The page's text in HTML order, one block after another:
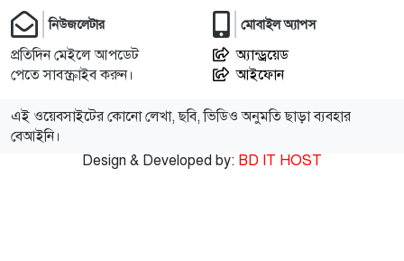
গণমাধ্যম শক্তিশালী হলেই গণতন্ত্র শক্তিশালী হবে: মির্জা
১৩
হুমকি ইরানের
বিটিভির নতুন মহাপরিচালক কাজী জেসিন
নিউজলেটার
প্রতিদিন মেইলে আপডেট
পেতে সাবস্ক্রাইব করুন।
মোবাইল অ্যাপস
অ্যান্ড্রয়েড
আইফোন
এই ওয়েবসাইটের কোনো লেখা, ছবি, ভিডিও অনুমতি ছাড়া ব্যবহার
বেআইনি।
Design & Developed by: BD IT HOST